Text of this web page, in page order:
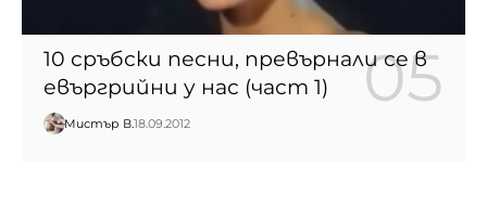
10 сръбски песни, превърнали се в
евъргрийни у нас (част 1)
Мистър В.18.09.2012